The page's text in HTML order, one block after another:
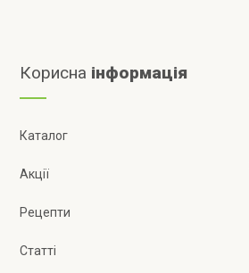
Корисна інформація
Каталог
Акції
Рецепти
Статті